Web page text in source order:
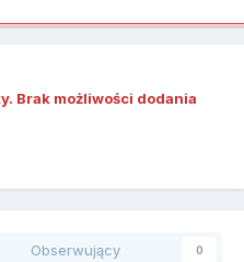
Brak możliwości dodania
Obserwujący 0